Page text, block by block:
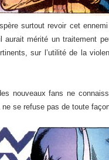
surtout revoir cet
mérité un traitement
sur l’utilité de la
nouveaux fans ne
se refuse pas de toute